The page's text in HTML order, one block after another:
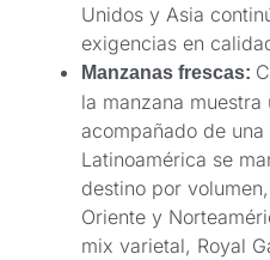
Unidos y Asia
exigencias en
Manzanas frescas:
la manzana
acompañado de
Latinoamérica se
destino por
Oriente y
mix varietal, Royal